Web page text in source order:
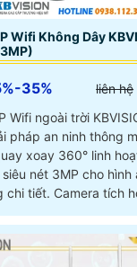
Wifi Không Dây
35%
liên hệ
Wifi ngoài trời
pháp an ninh thông
xoay 360° linh
nét 3MP cho hình
tích hợp
đêm sinh động